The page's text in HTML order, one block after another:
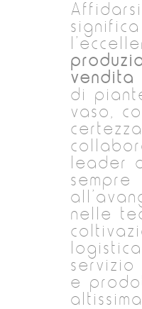
vendita
di
vaso,
leader
sempre
nelle
servizio
e